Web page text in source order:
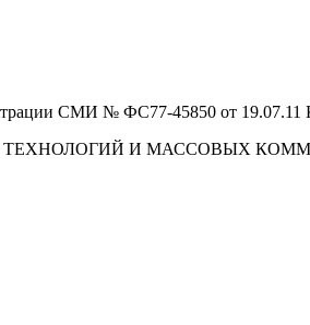
СМИ № ФС77-45850 от
И МАССОВЫХ